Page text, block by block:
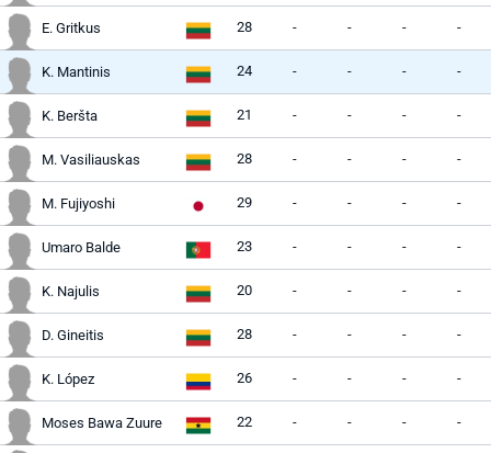
E. Gritkus 28 - - - -
K. Mantinis 24 - - - -
K. Beršta 21 - - - -
M. Vasiliauskas 28 - - - -
M. Fujiyoshi 29 - - - -
Umaro Balde 23 - - - -
K. Najulis 20 - - - -
D. Gineitis 28 - - - -
K. López 26 - - - -
Moses Bawa Zuure 22 - - - -